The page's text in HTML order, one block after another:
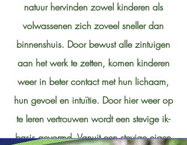
natuur hervinden zowel kinderen als
volwassenen zich zoveel sneller dan
binnenshuis. Door bewust alle zintuigen
aan het werk te zetten, komen kinderen
weer in beter contact met hun lichaam,
hun gevoel en intuïtie. Door hier weer op
te leren vertrouwen wordt een stevige ik-
basis gevormd. Vanuit een stevige eigen